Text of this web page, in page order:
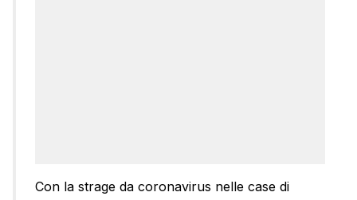
Con la strage da coronavirus nelle case di